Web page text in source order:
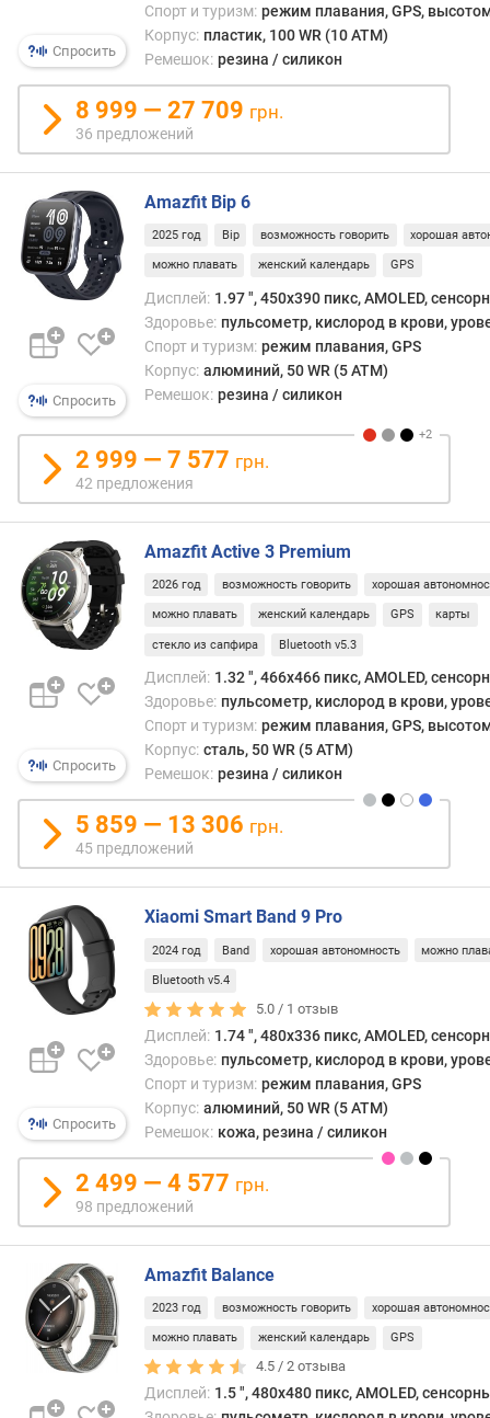
P
S
(
т
о
л
щ
и
н
а
в
е
с
(
г
)
и
н
т
е
р
е
й
п
о
д
к
л
ю
е
н
и
я
С
д
т
с
т
а
н
д
р
Спросить
Спорт и туризм: режим плавания, GPS,
Корпус: пластик, 100 WR (10 ATM)
Ремешок: резина / силикон
8 999 — 27 709 грн.
36 предложений
Спросить
Amazfit Bip 6
2025 год Bip возможность говорить хорошая
можно плавать женский календарь GPS
Дисплей: 1.97 ", 450x390 пикс, AMOLED,
Здоровье: пульсометр, кислород в крови,
Спорт и туризм: режим плавания, GPS
Корпус: алюминий, 50 WR (5 ATM)
Ремешок: резина / силикон
2 999 — 7 577 грн.
42 предложения
Спросить
Amazfit Active 3 Premium
2026 год возможность говорить хорошая
можно плавать женский календарь GPS карты
стекло из сапфира Bluetooth v5.3
Дисплей: 1.32 ", 466x466 пикс, AMOLED,
Здоровье: пульсометр, кислород в крови,
Спорт и туризм: режим плавания, GPS,
Корпус: сталь, 50 WR (5 ATM)
Ремешок: резина / силикон
5 859 — 13 306 грн.
45 предложений
Спросить
Xiaomi Smart Band 9 Pro
2024 год Band хорошая автономность можно
Bluetooth v5.4
5.0 / 1 отзыв
Дисплей: 1.74 ", 480x336 пикс, AMOLED,
Здоровье: пульсометр, кислород в крови,
Спорт и туризм: режим плавания, GPS
Корпус: алюминий, 50 WR (5 ATM)
Ремешок: кожа, резина / силикон
2 499 — 4 577 грн.
98 предложений
Amazfit Balance
2023 год возможность говорить хорошая
можно плавать женский календарь GPS
4.5 /2 отзыва
Дисплей: 1.5 ", 480x480 пикс, AMOLED,